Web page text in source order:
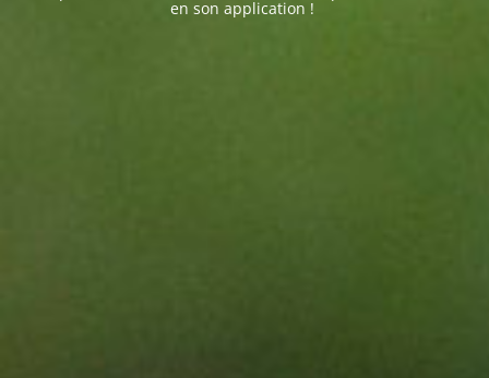
en son application !